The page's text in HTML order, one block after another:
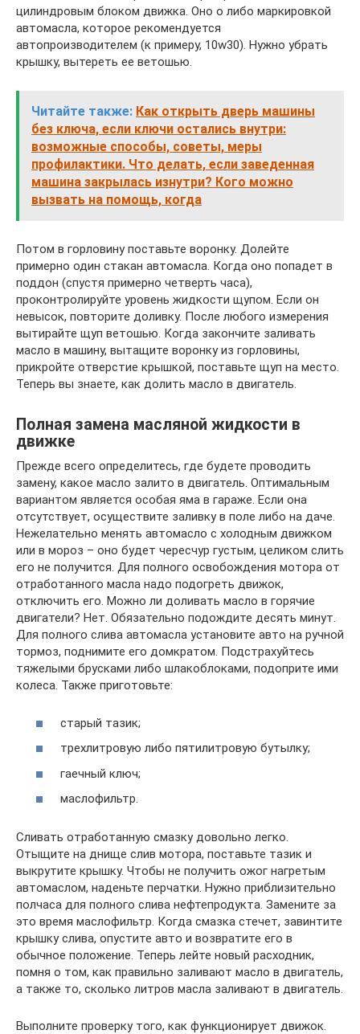
цилиндровым блоком движка. Оно о либо маркировкой
автомасла, которое рекомендуется
автопроизводителем (к примеру, 10w30). Нужно убрать
крышку, вытереть ее ветошью.
Читайте также: Как открыть дверь машины
без ключа, если ключи остались внутри:
возможные способы, советы, меры
профилактики. Что делать, если заведенная
машина закрылась изнутри? Кого можно
вызвать на помощь, когда
Потом в горловину поставьте воронку. Долейте
примерно один стакан автомасла. Когда оно попадет в
поддон (спустя примерно четверть часа),
проконтролируйте уровень жидкости щупом. Если он
невысок, повторите доливку. После любого измерения
вытирайте щуп ветошью. Когда закончите заливать
масло в машину, вытащите воронку из горловины,
прикройте отверстие крышкой, поставьте щуп на место.
Теперь вы знаете, как долить масло в двигатель.
Полная замена масляной жидкости в
движке
Прежде всего определитесь, где будете проводить
замену, какое масло залито в двигатель. Оптимальным
вариантом является особая яма в гараже. Если она
отсутствует, осуществите заливку в поле либо на даче.
Нежелательно менять автомасло с холодным движком
или в мороз – оно будет чересчур густым, целиком слить
его не получится. Для полного освобождения мотора от
отработанного масла надо подогреть движок,
отключить его. Можно ли доливать масло в горячие
двигатели? Нет. Обязательно подождите десять минут.
Для полного слива автомасла установите авто на ручной
тормоз, поднимите его домкратом. Подстрахуйтесь
тяжелыми брусками либо шлакоблоками, подоприте ими
колеса. Также приготовьте:
старый тазик;
трехлитровую либо пятилитровую бутылку;
гаечный ключ;
маслофильтр.
Сливать отработанную смазку довольно легко.
Отыщите на днище слив мотора, поставьте тазик и
выкрутите крышку. Чтобы не получить ожог нагретым
автомаслом, наденьте перчатки. Нужно приблизительно
полчаса для полного слива нефтепродукта. Замените за
это время маслофильтр. Когда смазка стечет, завинтите
крышку слива, опустите авто и возвратите его в
обычное положение. Теперь лейте новый расходник,
помня о том, как правильно заливают масло в двигатель,
а также то, сколько литров масла заливают в двигатель.
Выполните проверку того, как функционирует движок.